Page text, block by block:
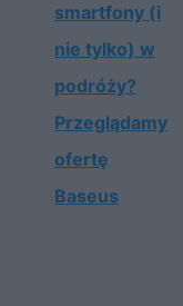
smartfony (i
nie tylko) w
podróży?
Przeglądamy
ofertę
Baseus